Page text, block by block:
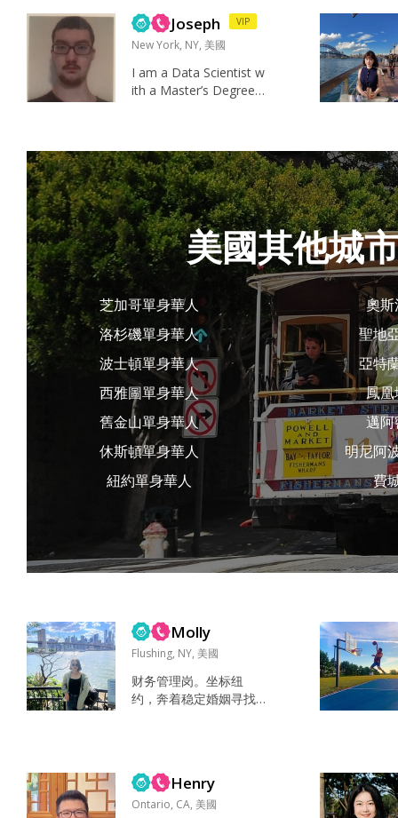
Joseph VIP
New York, NY, 美國
I am a Data Scientist w
ith a Master’s Degree f
d raised in Beijing, Chin
a and 100% Native Flu
e...
美國其他城
芝加哥單身華人
洛杉磯單身華人
波士頓單身華人
西雅圖單身華人
舊金山單身華人
休斯頓單身華人
紐約單身華人
奧
聖地
亞特
鳳
邁
明尼阿
費
Molly
Flushing, NY, 美國
财务管理岗。坐标纽
约，奔着稳定婚姻寻找
待感情专一认真，追求
长久稳定的陪伴。非认
真发展、只想短期约会
Henry
Ontario, CA, 美國